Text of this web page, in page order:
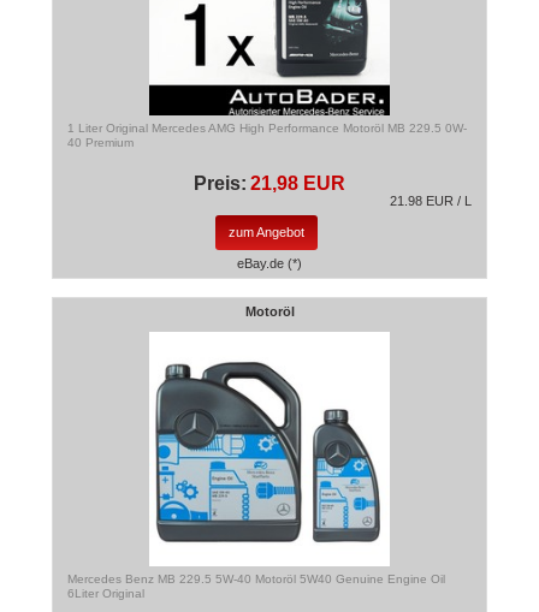
1 Liter Original Mercedes AMG High Performance Motoröl MB 229.5 0W-
40 Premium
Preis: 21,98 EUR
21.98 EUR / L
zum Angebot
eBay.de (*)
Motoröl
Mercedes Benz MB 229.5 5W-40 Motoröl 5W40 Genuine Engine Oil
6Liter Original